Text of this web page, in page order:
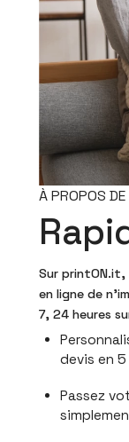
À PROPOS DE
Sur printON.it,
en ligne de
7, 24 heures
devis en
Passez